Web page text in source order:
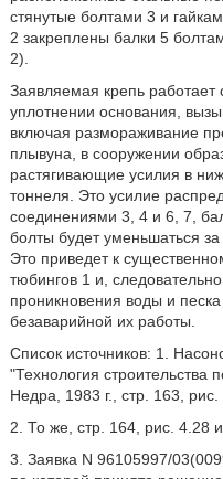
стянутые болтами 3 и
2 закреплены балки 5
2).
Заявляемая крепь
уплотнении основания,
включая размораживание
плывуна, в сооружении
растягивающие усилия в
тоннеля. Это усилие
соединениями 3, 4 и 6, 7,
болты будет уменьшаться за
Это приведет к
тюбингов 1 и,
проникновения воды и
безаварийной их работы.
Список источников: 1.
"Технология строительства
Недра, 1983 г., стр. 163, рис.
2. То же, стр. 164, рис. 4.28
3. Заявка N 96105997/